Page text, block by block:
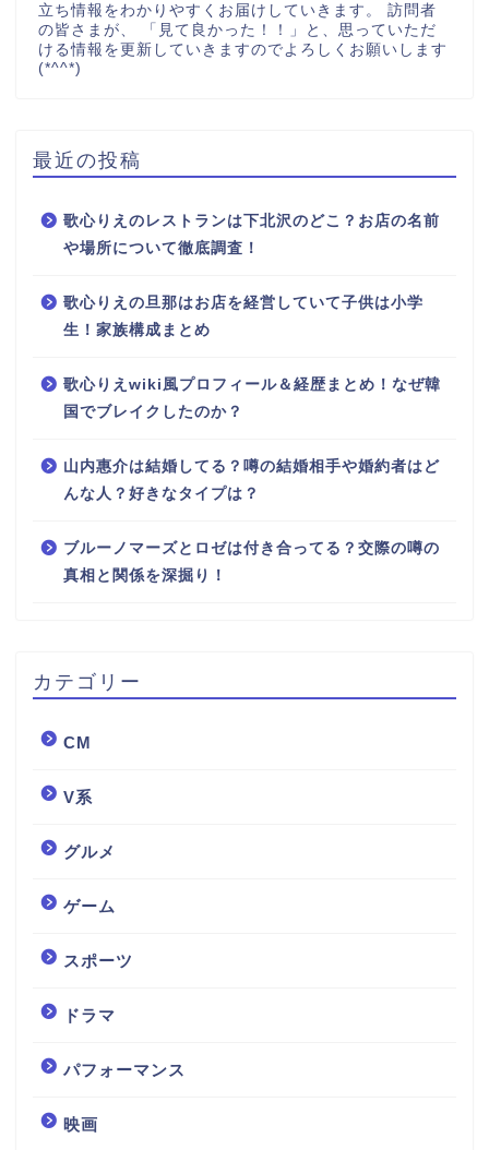
立ち情報をわかりやすくお届けしていきます。 訪問者
の皆さまが、 「見て良かった！！」と、思っていただ
ける情報を更新していきますのでよろしくお願いします
(*^^*)
最近の投稿
歌心りえのレストランは下北沢のどこ？お店の名前
や場所について徹底調査！
歌心りえの旦那はお店を経営していて子供は小学
生！家族構成まとめ
歌心りえwiki風プロフィール＆経歴まとめ！なぜ韓
国でブレイクしたのか？
山内惠介は結婚してる？噂の結婚相手や婚約者はど
んな人？好きなタイプは？
ブルーノマーズとロゼは付き合ってる？交際の噂の
真相と関係を深掘り！
カテゴリー
CM
V系
グルメ
ゲーム
スポーツ
ドラマ
パフォーマンス
映画